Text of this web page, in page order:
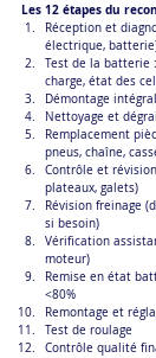
Les 12 étapes du
Réception et
électrique,
Test de la batterie
charge, état des
Démontage
Nettoyage et
Remplacement
pneus, chaîne,
Contrôle et
plateaux, galets)
Révision freinage
si besoin)
Vérification
moteur)
Remise en état
<80%
Remontage et
Test de roulage
Contrôle qualité